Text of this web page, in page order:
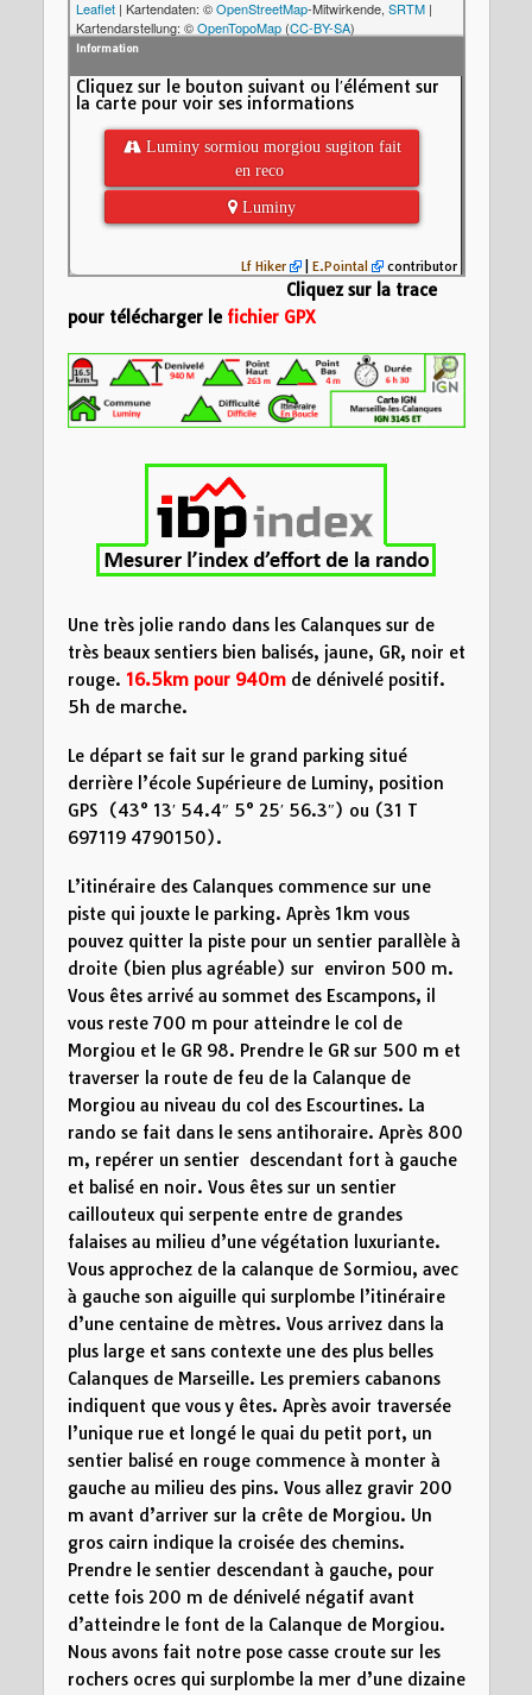
Leaflet| Kartendaten: ©OpenStreetMap-Mitwirkende, SRTM|
Kartendarstellung: ©OpenTopoMap(CC-BY-SA)
 Luminy sormiou morgiou sugiton fait
en reco
 Luminy
200
15
Distance (km)
Nom:luminy
Distance:
Altitude minimum:
Altitude maximum:
Information
Cliquez sur le bouton suivant ou l′élément sur
la carte pour voir ses informations
Lf Hiker | E.Pointal contributor
Cliquez sur la trace
pour télécharger le fichier GPX
Une très jolie rando dans les Calanques sur de
très beaux sentiers bien balisés, jaune, GR, noir et
rouge. 16.5km pour 940mde dénivelé positif.
5h de marche.
Le départ se fait sur le grand parking situé
derrière l’école Supérieure de Luminy, position
GPS (43° 13′ 54.4″ 5° 25′ 56.3″) ou (31 T
697119 4790150).
L’itinéraire des Calanques commence sur une
piste qui jouxte le parking. Après 1km vous
pouvez quitter la piste pour un sentier parallèle à
droite (bien plus agréable) sur environ 500 m.
Vous êtes arrivé au sommet des Escampons, il
vous reste 700 m pour atteindre le col de
Morgiou et le GR 98. Prendre le GR sur 500 m et
traverser la route de feu de la Calanque de
Morgiou au niveau du col des Escourtines. La
rando se fait dans le sens antihoraire. Après 800
m, repérer un sentier descendant fort à gauche
et balisé en noir. Vous êtes sur un sentier
caillouteux qui serpente entre de grandes
falaises au milieu d’une végétation luxuriante.
Vous approchez de la calanque de Sormiou, avec
à gauche son aiguille qui surplombe l’itinéraire
d’une centaine de mètres. Vous arrivez dans la
plus large et sans contexte une des plus belles
Calanques de Marseille. Les premiers cabanons
indiquent que vous y êtes. Après avoir traversée
l’unique rue et longé le quai du petit port, un
sentier balisé en rouge commence à monter à
gauche au milieu des pins. Vous allez gravir 200
m avant d’arriver sur la crête de Morgiou. Un
gros cairn indique la croisée des chemins.
Prendre le sentier descendant à gauche, pour
cette fois 200 m de dénivelé négatif avant
d’atteindre le font de la Calanque de Morgiou.
Nous avons fait notre pose casse croute sur les
rochers ocres qui surplombe la mer d’une dizaine